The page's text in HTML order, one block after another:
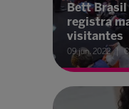
Bett
registra
visitantes
09 jun. 2022